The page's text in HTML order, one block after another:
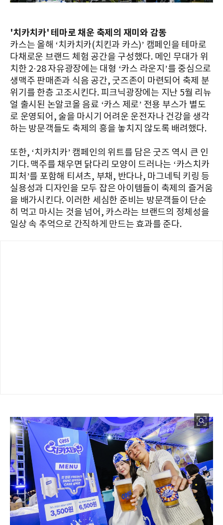
'치카치카' 테마로 채운 축제의 재미와 감동
카스는 올해 ‘치카치카(치킨과 카스)’ 캠페인을 테마로
다채로운 브랜드 체험 공간을 구성했다. 메인 무대가 위
치한 2·28 자유광장에는 대형 ‘카스 라운지’를 중심으로
생맥주 판매존과 식음 공간, 굿즈존이 마련되어 축제 분
위기를 한층 고조시킨다. 피크닉광장에는 지난 5월 리뉴
얼 출시된 논알코올 음료 ‘카스 제로’ 전용 부스가 별도
로 운영되어, 술을 마시기 어려운 운전자나 건강을 생각
하는 방문객들도 축제의 흥을 놓치지 않도록 배려했다.
또한, ‘치카치카’ 캠페인의 위트를 담은 굿즈 역시 큰 인
기다. 맥주를 채우면 닭다리 모양이 드러나는 ‘카스치카
피처’를 포함해 티셔츠, 부채, 반다나, 마그네틱 키링 등
실용성과 디자인을 모두 잡은 아이템들이 축제의 즐거움
을 배가시킨다. 이러한 세심한 준비는 방문객들이 단순
히 먹고 마시는 것을 넘어, 카스라는 브랜드의 정체성을
일상 속 추억으로 간직하게 만드는 효과를 준다.